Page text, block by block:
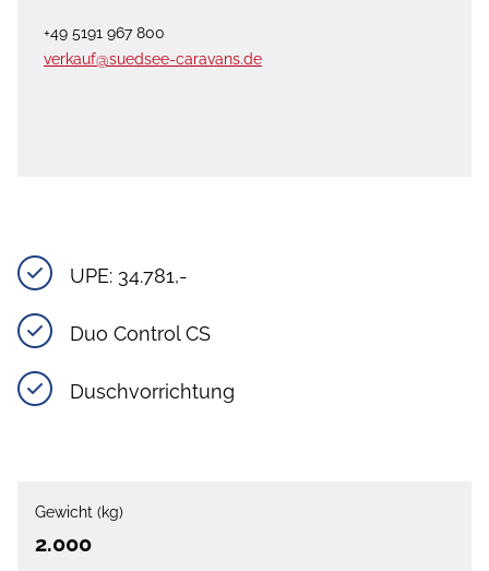
+49 5191 967 800
verkauf@suedsee-caravans.de
UPE: 34.781,- 
Duo Control CS
Duschvorrichtung
Gewicht (kg)
2.000